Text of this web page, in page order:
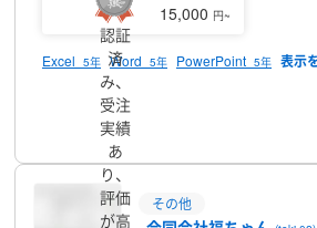
15,000 円~
Excel 5年 Word 5年 PowerPoint 5年
認証
済
み、
受注
実績
あ
り、
評価
が高
その他